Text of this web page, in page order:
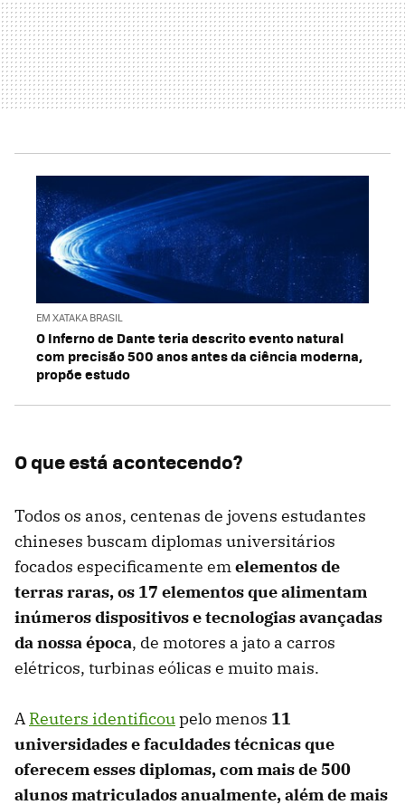
EM XATAKA BRASIL
O Inferno de Dante teria descrito evento natural
com precisão 500 anos antes da ciência moderna,
propõe estudo
O que está acontecendo?
Todos os anos, centenas de jovens estudantes
chineses buscam diplomas universitários
focados especificamente emelementos de
terras raras, os 17 elementos que alimentam
inúmeros dispositivos e tecnologias avançadas
da nossa época, de motores a jato a carros
elétricos, turbinas eólicas e muito mais.
A Reuters identificoupelo menos 11
universidades e faculdades técnicas que
oferecem esses diplomas, com mais de 500
alunos matriculados anualmente, além de mais